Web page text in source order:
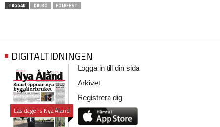
TAGGAR DALBO FOLKFEST
DIGITALTIDNINGEN
Läs dagens Nya Åland
Logga in till din sida
Arkivet
Registrera dig